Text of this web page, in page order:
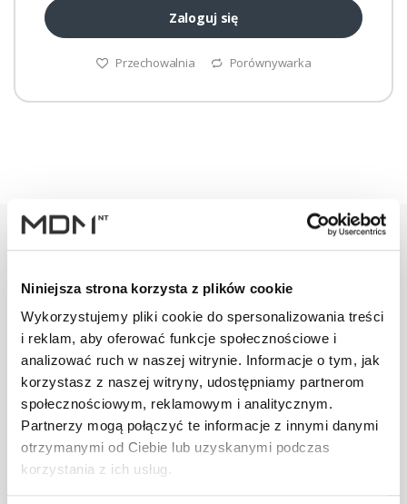
Niniejsza strona korzysta z plików cookie
Wykorzystujemy pliki cookie do spersonalizowania treści
i reklam, aby oferować funkcje społecznościowe i
analizować ruch w naszej witrynie. Informacje o tym, jak
korzystasz z naszej witryny, udostępniamy partnerom
społecznościowym, reklamowym i analitycznym.
Partnerzy mogą połączyć te informacje z innymi danymi
otrzymanymi od Ciebie lub uzyskanymi podczas
korzystania z ich usług.
Zaloguj się
Przechowalnia Porównywarka
Warianty Opis Specyfikacja
PRODUKT JM ILOŚĆ
Arkusz z blachy
0,58x1000x2000
ceglasty
szt –